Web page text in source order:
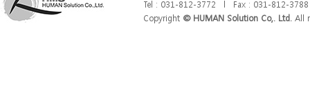
Tel : 031-812-3772
Fax : 031-812-3788
Copyright © HUMAN Solution Co,. Ltd. All